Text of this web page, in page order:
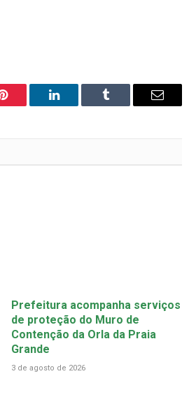
Pinterest LinkedIn Tumblr Email
Prefeitura acompanha serviços
de proteção do Muro de
Contenção da Orla da Praia
Grande
3 de agosto de 2026